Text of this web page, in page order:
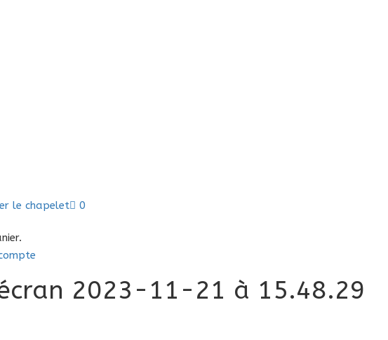
le chapelet
0
2023-11-21 à 15.48.29